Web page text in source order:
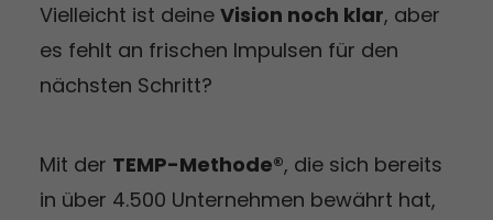
Vielleicht ist deine Vision noch klar, aber
es fehlt an frischen Impulsen für den
nächsten Schritt?
Mit der TEMP-Methode®, die sich bereits
in über 4.500 Unternehmen bewährt hat,